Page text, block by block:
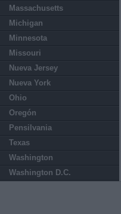
Massachusetts
Michigan
Minnesota
Missouri
Nueva Jersey
Nueva York
Ohio
Oregón
Pensilvania
Texas
Washington
Washington D.C.